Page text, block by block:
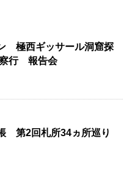
極西ギッサール洞窟探
行 報告会
第2回札所34ヵ所巡り